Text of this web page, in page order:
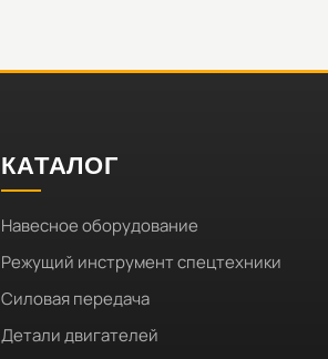
КАТАЛОГ
Навесное оборудование
Режущий инструмент спецтехники
Силовая передача
Детали двигателей